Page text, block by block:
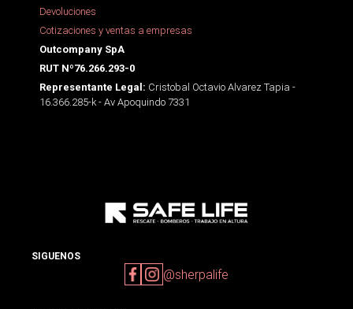
Devoluciones
Cotizaciones y ventas a empresas
Outcompany SpA
RUT Nº76.266.293-0
Representante Legal: Cristobal Octavio Alvarez Tapia -
16.366.285-k - Av Apoquindo 7331
SIGUENOS
@sherpalife